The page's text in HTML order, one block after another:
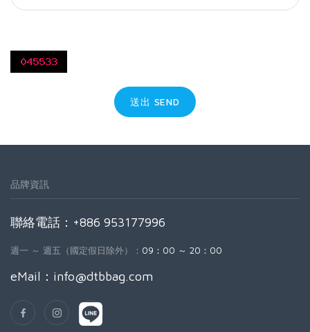
送出 SEND
品牌資訊
聯絡電話：+886 953177996
週一 ～ 週五（國定假日除外）： 09：00 ～ 20：00
eMail： info@dtbbag.com